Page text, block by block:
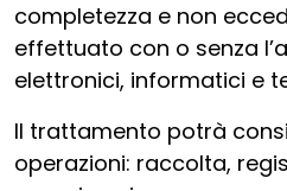
completezza e non
effettuato con o senza
elettronici, informatici e
Il trattamento potrà
operazioni: raccolta,